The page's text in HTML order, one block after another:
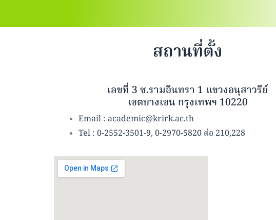
สถานที่ตั้ง
เลขที่ 3 ซ.รามอินทรา 1 แขวงอนุสาวรีย์
เขตบางเขน กรุงเทพฯ 10220
Email : academic@krirk.ac.th
Tel : 0-2552-3501-9, 0-2970-5820 ต่อ 210,228